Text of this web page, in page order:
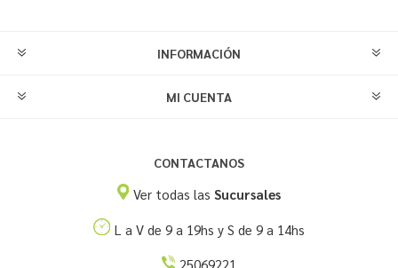
INFORMACIÓN
MI CUENTA
CONTACTANOS
Ver todas lasSucursales
L a V de 9 a 19hs y S de 9 a 14hs
25069221